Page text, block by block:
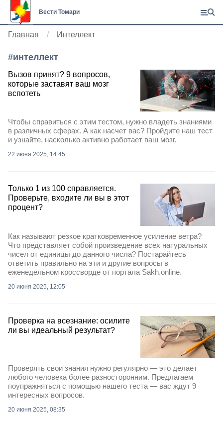
Вести Томари
Главная Интеллект
#интеллект
Вызов принят? 9 вопросов,
которые заставят ваш мозг
вспотеть
Чтобы справиться с этим тестом, нужно владеть знаниями
в различных сферах. А как насчет вас? Пройдите наш тест
и узнайте, насколько активно работает ваш мозг.
22 июня 2025, 14:45
Только 1 из 100 справляется.
Проверьте, входите ли вы в этот
процент?
Как называют резкое кратковременное усиление ветра?
Что представляет собой произведение всех натуральных
чисел от единицы до данного числа? Постарайтесь
ответить правильно на эти и другие вопросы в
еженедельном кроссворде от портала Sakh.online.
20 июня 2025, 12:05
Проверка на всезнание: осилите
ли вы идеальный результат?
Проверять свои знания нужно регулярно — это делает
любого человека более разносторонним. Предлагаем
поупражняться с помощью нашего теста — вас ждут 9
интересных вопросов.
20 июня 2025, 08:35